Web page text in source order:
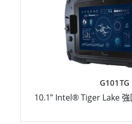
G101TG
10.1” Intel® Tiger Lake